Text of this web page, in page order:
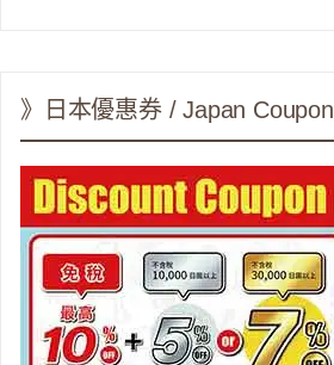
》日本優惠券 / Japan Coupon